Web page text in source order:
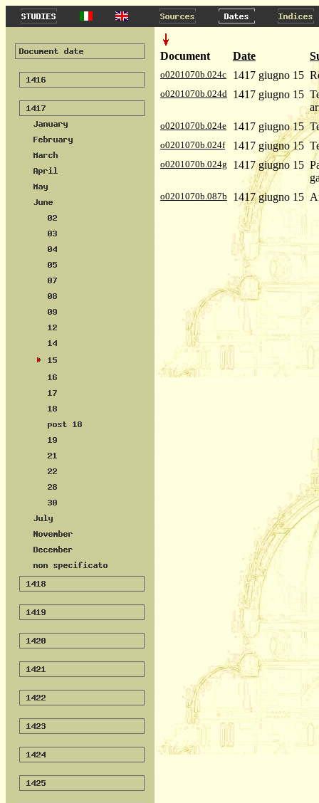
Document Date
o0201070b.024c 1417 giugno 15
o0201070b.024d 1417 giugno 15
o0201070b.024e 1417 giugno 15
o0201070b.024f 1417 giugno 15
o0201070b.024g 1417 giugno 15
o0201070b.087b 1417 giugno 15